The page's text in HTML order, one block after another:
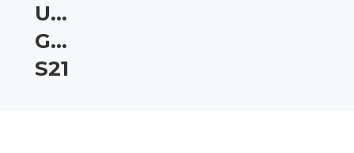
Ultra
G7-
S21